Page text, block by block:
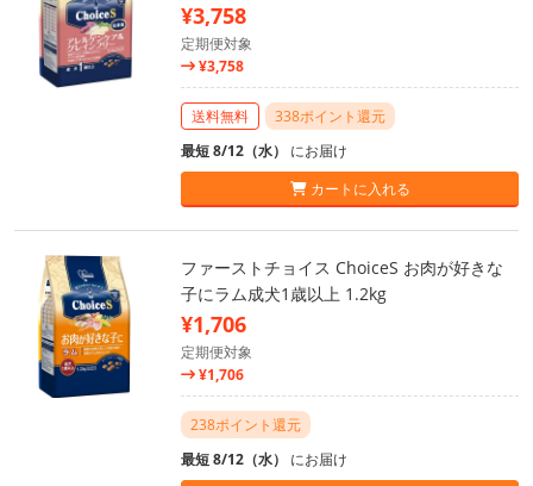
¥3,758
定期便対象
¥3,758
送料無料
338ポイント還元
最短 8/12（水） にお届け
カートに入れる
ファーストチョイス ChoiceS お肉が好きな
子にラム成犬1歳以上 1.2kg
¥1,706
定期便対象
¥1,706
238ポイント還元
最短 8/12（水） にお届け